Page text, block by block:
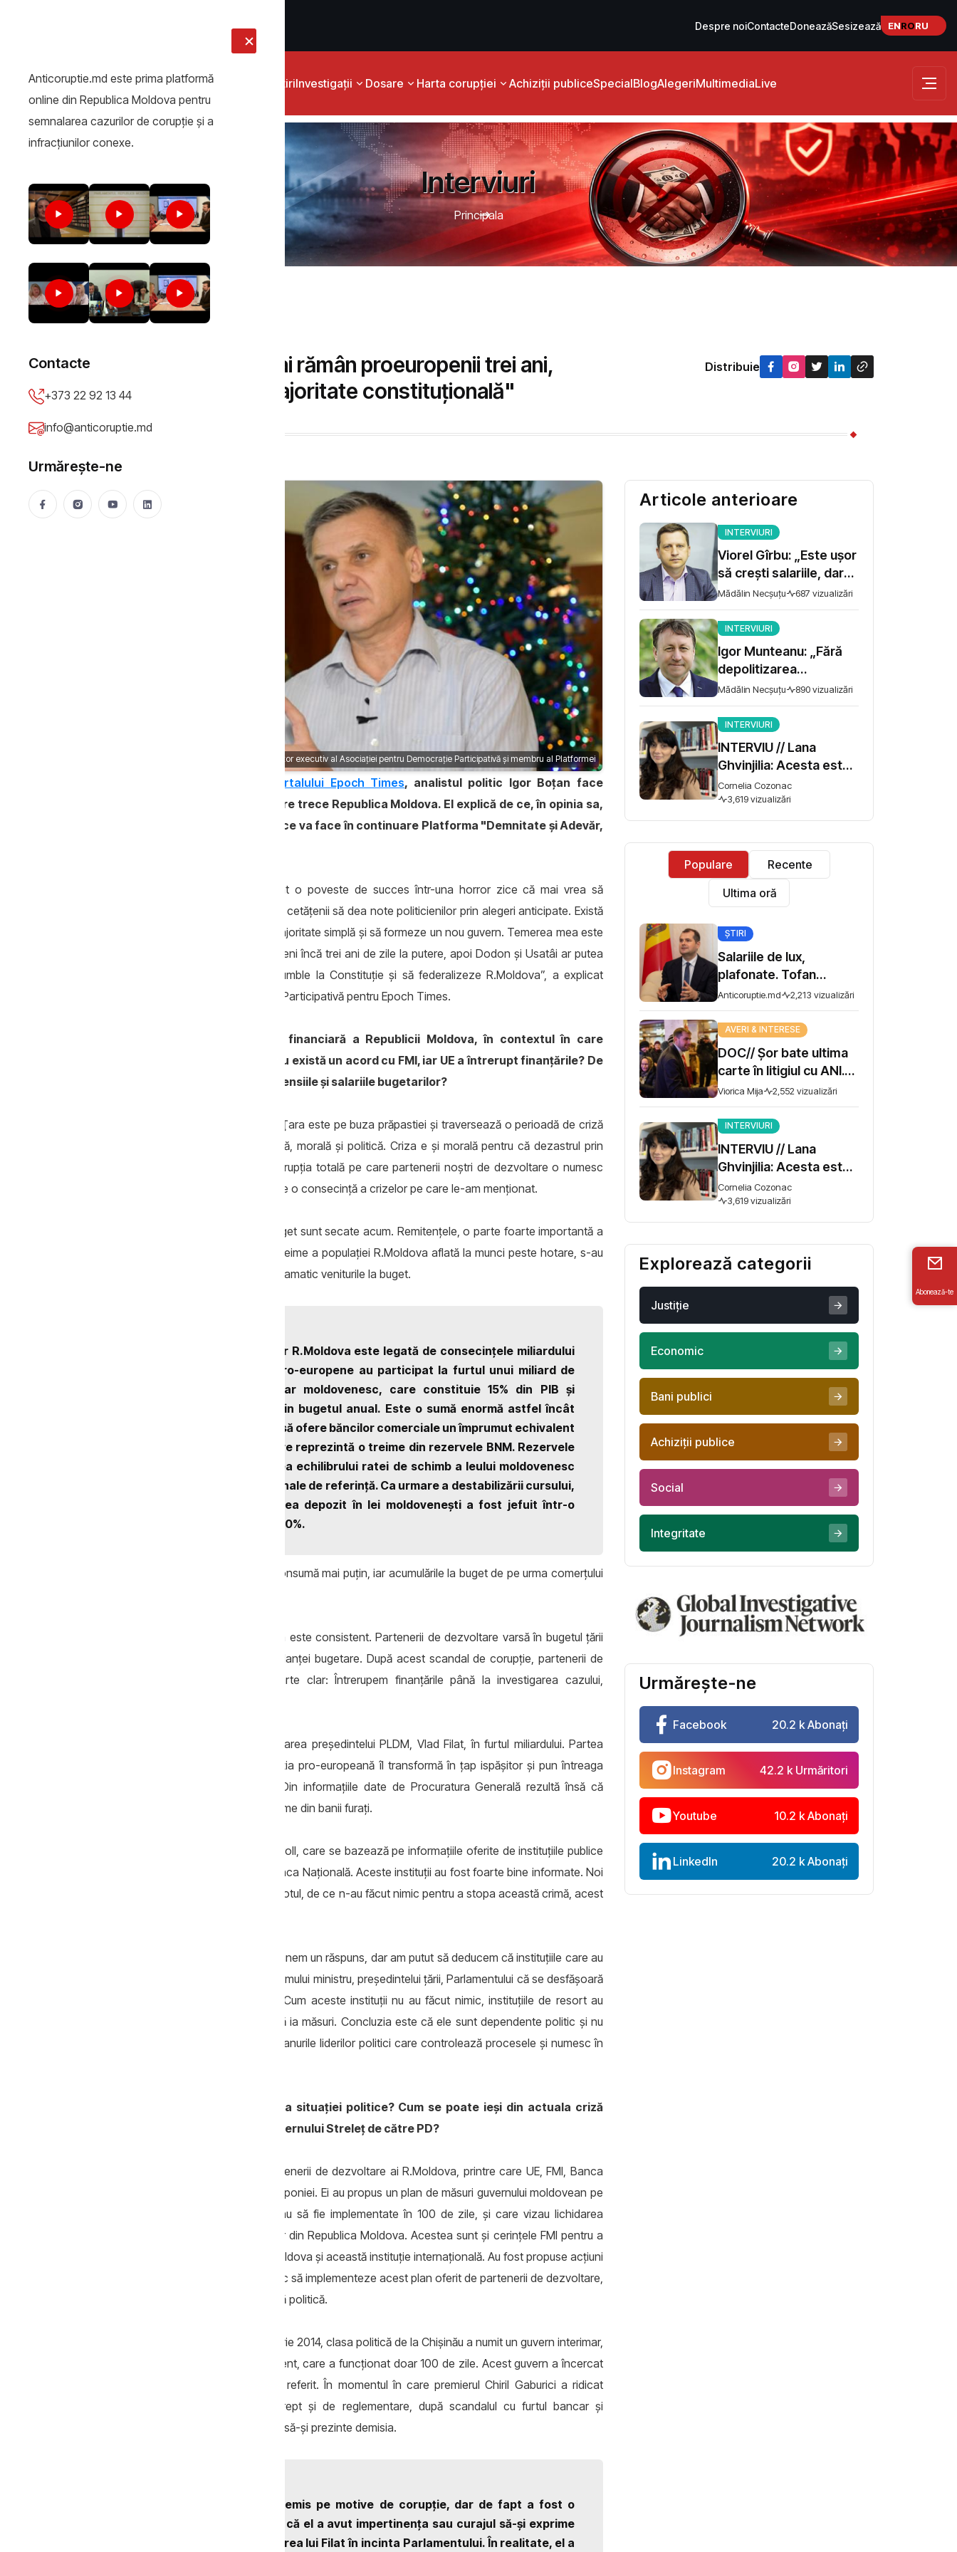
Despre noiContacteDoneazăSesizează ENRORU
ȘtiriInvestigații Dosare Harta corupției Achiziții publiceSpecialBlogAlegeriMultimediaLive
Anticoruptie.md este prima platformă
online din Republica Moldova pentru
semnalarea cazurilor de corupţie şi a
infracţiunilor conexe.
Contacte
+373 22 92 13 44
info@anticoruptie.md
Urmărește-ne
Interviuri
Principala
Igor Boţan: "Dacă mai rămân proeuropenii trei ani,
Dodon şi Usatîi iau majoritate constituţională"
Matei Dobrovie
Distribuie
Igor Boţan, director executiv al Asociaţiei pentru Democraţie Participativă şi membru al Platformei
portalului Epoch Times, analistul politic Igor Boţan face
radiografia crizelor multiple prin care trece Republica Moldova. El explică de ce, în opinia sa,
este nevoie de alegeri anticipate şi ce va face în continuare Platforma "Demnitate şi Adevăr,
”Această guvernare care a transformat o poveste de succes într-una horror zice că mai vrea să
guverneze încă 3 ani. Ar trebui să lăsăm cetăţenii să dea note politicienilor prin alegeri anticipate. Există
riscul ca Dodon şi Usatâi să obţină o majoritate simplă şi să formeze un nou guvern. Temerea mea este
însă că dacă rămân aşa-zişii pro-europeni încă trei ani de zile la putere, apoi Dodon şi Usatâi ar putea
să ia o majoritate constituţională, să umble la Constituţie şi să federalizeze R.Moldova”, a explicat
directorul Asociaţiei pentru Democraţie Participativă pentru Epoch Times.
Cum vedeţi situaţia economică şi financiară a Republicii Moldova, în contextul în care
formarea noului guvern trenează, nu există un acord cu FMI, iar UE a întrerupt finanţările? De
unde va acoperi statul moldovean pensiile şi salariile bugetarilor?
Situaţia din R.Moldova este dramatică. Ţara este pe buza prăpastiei şi traversează o perioadă de criză
multiplă – financiară, economică, socială, morală şi politică. Criza e şi morală pentru că dezastrul prin
care trece Moldova este cauzat de corupţia totală pe care partenerii noştri de dezvoltare o numesc
endemică şi sistemică. Criza politică este o consecinţă a crizelor pe care le-am menţionat.
Sursele de acumulare a veniturilor la buget sunt secate acum. Remitenţele, o parte foarte importantă a
resurselor financiare, bani trimişi de o treime a populaţiei R.Moldova aflată la munci peste hotare, s-au
diminuat cu 30%. Ca urmare, au căzut dramatic veniturile la buget.
O altă sursă a problemelor R.Moldova este legată de consecinţele miliardului
furat. Partidele aşa-zis pro-europene au participat la furtul unui miliard de
dolari din sistemul bancar moldovenesc, care constituie 15% din PIB şi
aproximativ două treimi din bugetul anual. Este o sumă enormă astfel încât
Banca Naţională a trebuit să ofere băncilor comerciale un împrumut echivalent
cu acest miliard furat, care reprezintă o treime din rezervele BNM. Rezervele
servesc pentru menţinerea echilibrului ratei de schimb a leului moldovenesc
faţă de valutele internaţionale de referinţă. Ca urmare a destabilizării cursului,
fiecare cetăţean care avea depozit în lei moldoveneşti a fost jefuit într-o
singură zi cu aproximativ 30%.
Populaţia sărăcită cumpără mai puţin, consumă mai puţin, iar acumulările la buget de pe urma comerţului
Suportul internaţional pentru R.Moldova este consistent. Partenerii de dezvoltare varsă în bugetul ţării
aprox. 15%, bani destinaţi menţinerii balanţei bugetare. După acest scandal de corupţie, partenerii de
dezvoltare au transmis un mesaj foarte clar: Întrerupem finanţările până la investigarea cazului,
Nu este rău că se investighează implicarea preşedintelui PLDM, Vlad Filat, în furtul miliardului. Partea
proastă este că partenerii săi din coaliţia pro-europeană îl transformă în ţap ispăşitor şi pun întreaga
cantitate de bani furaţi pe umerii lui. Din informaţiile date de Procuratura Generală rezultă însă că
participarea sa la furt nu excede o cincime din banii furaţi.
Ceilalţi vinovaţi pot fi găsiţi în raportul Kroll, care se bazează pe informaţiile oferite de instituţiile publice
din R.Moldova: Centrul Anticorupţie, Banca Naţională. Aceste instituţii au fost foarte bine informate. Noi
cetăţenii am rămas uimiţi. Dacă aţi ştiut totul, de ce n-au făcut nimic pentru a stopa această crimă, acest
La această întrebare nu am putut să obţinem un răspuns, dar am putut să deducem că instituţiile care au
ştiut au comunicat organelor politice: primului ministru, preşedintelui ţării, Parlamentului că se desfăşoară
un proces extrem de dubios, criminal. Cum aceste instituţii nu au făcut nimic, instituţiile de resort au
continuat să monitorizeze furtul, fără să ia măsuri. Concluzia este că ele sunt dependente politic şi nu
intervin pentru că se tem să nu strice planurile liderilor politici care controlează procesele şi numesc în
Ce soluţie vedeţi pentru deblocarea situaţiei politice? Cum se poate ieşi din actuala criză
politică provocată de demiterea guvernului Streleţ de către PD?
Există soluţii oferite direct de către partenerii de dezvoltare ai R.Moldova, printre care UE, FMI, Banca
Mondială, guvernul SUA, al Elveţiei, al Japoniei. Ei au propus un plan de măsuri guvernului moldovean pe
4 martie anul curent, măsuri care urmau să fie implementate în 100 de zile, şi care vizau lichidarea
breşelor din sistemul bancar şi financiar din Republica Moldova. Acestea sunt şi cerinţele FMI pentru a
semna un nou acord de bază între R.Moldova şi această instituţie internaţională. Au fost propuse acţiuni
concrete pe termen scurt şi mediu. În loc să implementeze acest plan oferit de partenerii de dezvoltare,
politicienii au băgat ţara într-o nouă criză politică.
După alegerile parlamentare din noiembrie 2014, clasa politică de la Chişinău a numit un guvern interimar,
fără majoritate clară şi stabilă în Parlament, care a funcţionat doar 100 de zile. Acest guvern a încercat
să implementeze planul la care m-am referit. În momentul în care premierul Chiril Gaburici a ridicat
problema depolitizării instituţiilor de drept şi de reglementare, după scandalul cu furtul bancar şi
publicarea raportului Kroll, a fost obligat să-şi prezinte demisia.
Guvernul Streleţ a fost demis pe motive de corupţie, dar de fapt a fost o
reglare de conturi pentru că el a avut impertinenţa sau curajul să-şi exprime
dezacordul faţă de arestarea lui Filat în incinta Parlamentului. În realitate, el a
Articole anterioare
INTERVIURI
Viorel Gîrbu: „Este ușor
să crești salariile, dar
trebuie să te asiguri că
există performanță”
Mădălin Necșuțu 687 vizualizări
INTERVIURI
Igor Munteanu: „Fără
depolitizarea
administrației și
meritocrație, reforma
promisă de Guvernul
Tofan va eșua”
Mădălin Necșuțu 890 vizualizări
INTERVIURI
INTERVIU // Lana
Ghvinjilia: Acesta este
și războiul nostru. Fără
victoria Ucrainei,
Georgia nu se poate
Cornelia Cozonac
3,619 vizualizări
Populare
Recente
Ultima oră
ȘTIRI
Salariile de lux,
plafonate. Tofan
propune moratoriu
pentru prime și
bonusuri
Anticoruptie.md 2,213 vizualizări
AVERI & INTERESE
DOC// Șor bate ultima
carte în litigiul cu ANI.
Miza - 10 milioane de lei
Viorica Mija 2,552 vizualizări
INTERVIURI
INTERVIU // Lana
Ghvinjilia: Acesta este
și războiul nostru. Fără
victoria Ucrainei,
Georgia nu se poate
Cornelia Cozonac
3,619 vizualizări
Explorează categorii
Justiţie
Economic
Bani publici
Achiziţii publice
Social
Integritate
Urmărește-ne
Facebook 20.2 k Abonați
Instagram 42.2 k Urmăritori
Youtube 10.2 k Abonați
LinkedIn 20.2 k Abonați
Abonează-te